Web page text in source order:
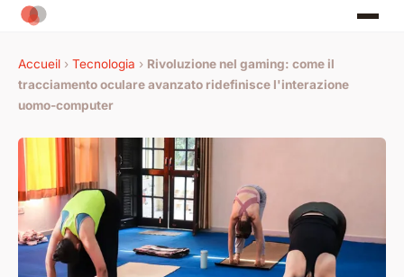
Accueil › Tecnologia › Rivoluzione nel gaming: come il
tracciamento oculare avanzato ridefinisce l'interazione
uomo-computer